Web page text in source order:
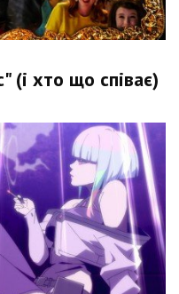
(і хто що співає)